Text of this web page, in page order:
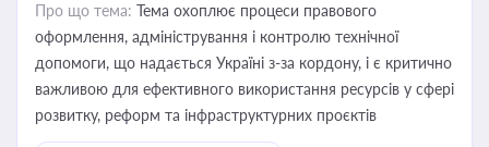
Про що тема: Тема охоплює процеси правового
оформлення, адміністрування і контролю технічної
допомоги, що надається Україні з-за кордону, і є критично
важливою для ефективного використання ресурсів у сфері
розвитку, реформ та інфраструктурних проєктів